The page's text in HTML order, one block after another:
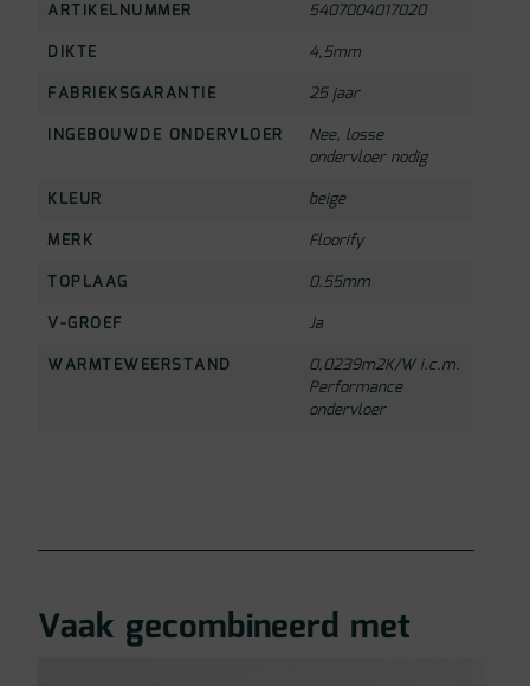
ARTIKELNUMMER
5407004017020
DIKTE
4,5mm
FABRIEKSGARANTIE
25 jaar
INGEBOUWDE ONDERVLOER
Nee, losse
ondervloer nodig
KLEUR
beige
MERK
Floorify
TOPLAAG
0.55mm
V-GROEF
Ja
WARMTEWEERSTAND
0,0239m2K/W i.c.m.
Performance
ondervloer
Vaak gecombineerd met